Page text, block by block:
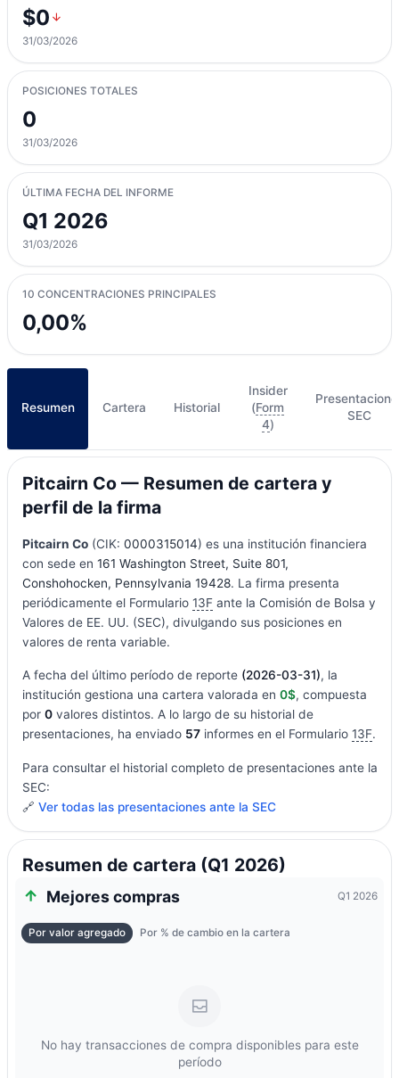
$0
31/03/2026
POSICIONES TOTALES
0
31/03/2026
ÚLTIMA FECHA DEL INFORME
Q1 2026
31/03/2026
10 CONCENTRACIONES PRINCIPALES
0,00%
Resumen Cartera Historial
Insider
(Form
4)
SEC
Pitcairn Co — Resumen de cartera y
perfil de la firma
Pitcairn Co(CIK: 0000315014) es una institución financiera
con sede en 161 Washington Street, Suite 801,
Conshohocken, Pennsylvania 19428. La firma presenta
periódicamente el Formulario 13Fante la Comisión de Bolsa y
Valores de EE. UU. (SEC), divulgando sus posiciones en
valores de renta variable.
A fecha del último período de reporte (2026-03-31), la
institución gestiona una cartera valorada en 0$, compuesta
por 0valores distintos. A lo largo de su historial de
presentaciones, ha enviado 57informes en el Formulario 13F.
Para consultar el historial completo de presentaciones ante la
SEC:
🔗 Ver todas las presentaciones ante la SEC
Resumen de cartera (Q1 2026)
Mejores compras Q1 2026
Por valor agregado Por % de cambio en la cartera
No hay transacciones de compra disponibles para este
período